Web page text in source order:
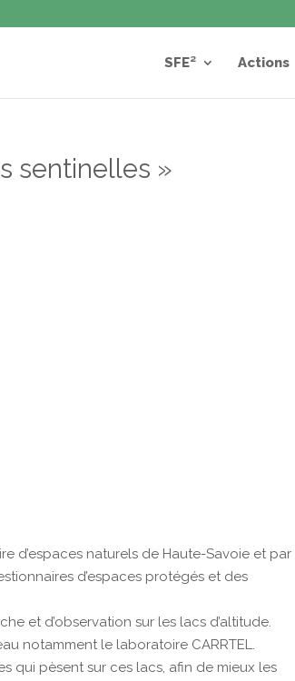
SFE² Actions
sentinelles »
d’espaces naturels de Haute-Savoie et par
d’espaces protégés et des
et d’observation sur les lacs d’altitude.
notamment le laboratoire CARRTEL.
qui pèsent sur ces lacs, afin de mieux les